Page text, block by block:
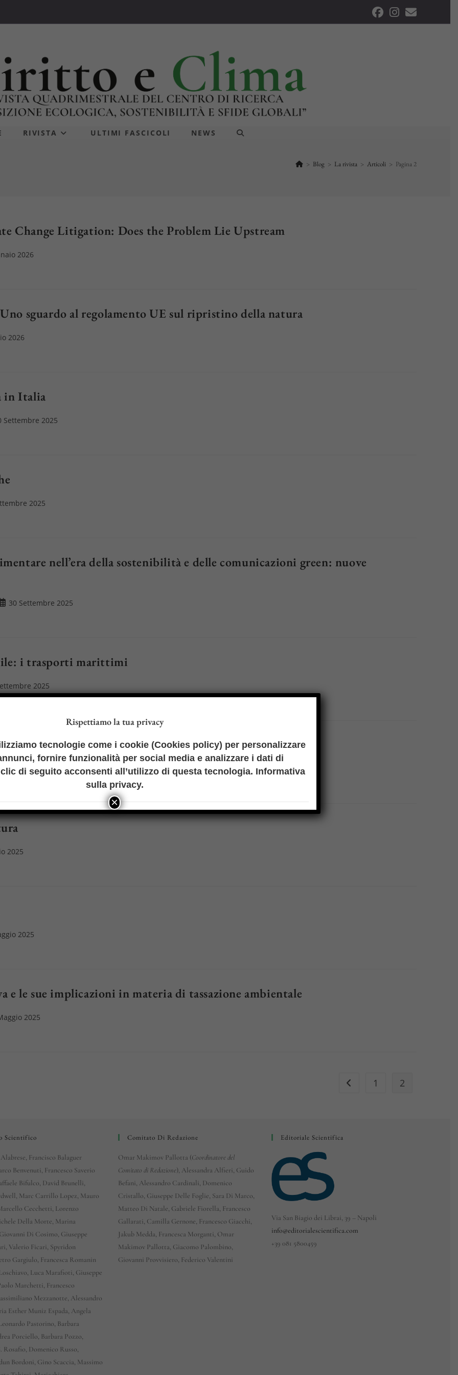
RIVISTA ULTIMI FASCICOLI NEWS
ATTIVA/DISATTIVA
> Blog > La rivista > Articoli > Pagina 2
Change Litigation: Does the Problem Lie Upstream
2026
sguardo al regolamento UE sul ripristino della natura
2026
in Italia
Settembre 2025
2025
nell’era della sostenibilità e delle comunicazioni green: nuove
30 Settembre 2025
i trasporti marittimi
2025
delle risorse naturali
2025
2025
2025
le sue implicazioni in materia di tassazione ambientale
2025
Vai alla pagina precedente
1 2
Scientifico
Francisco Balaguer
Benvenuti, Francesco Saverio
Bifulco, David Brunelli,
Marc Carrillo Lopez, Mauro
Cecchetti, Lorenzo
Della Morte, Marina
Di Cosimo, Giuseppe
Valerio Ficari, Spyridon
Gargiulo, Francesca Romanin
Luca Marafioti, Giuseppe
Marchetti, Francesco
Mezzanotte, Alessandro
Esther Muniz Espada, Angela
Pastorino, Barbara
Porciello, Barbara Pozzo,
Rosafio, Domenico Russo,
Bordoni, Gino Scaccia, Massimo
Comitato Di Redazione
Omar Makimov Pallotta (Coordinatore del
Comitato di Redazione), Alessandra Alfieri, Guido
Befani, Alessandro Cardinali, Domenico
Cristallo, Giuseppe Delle Foglie, Sara Di Marco,
Matteo Di Natale, Gabriele Fiorella, Francesco
Gallarati, Camilla Gernone, Francesco Giacchi,
Jakub Medda, Francesca Morganti, Omar
Makimov Pallotta, Giacomo Palombino,
Giovanni Provvisiero, Federico Valentini
Editoriale Scientifica
Via San Biagio dei Librai, 39 – Napoli
info@editorialescientifica.com
+39 081 5800459
Rispettiamo la tua privacy
tecnologie come i cookie (Cookies policy) per personalizzare
fornire funzionalità per social media e analizzare i dati di
di seguito acconsenti all’utilizzo di questa tecnologia. Informativa
sulla privacy.
×